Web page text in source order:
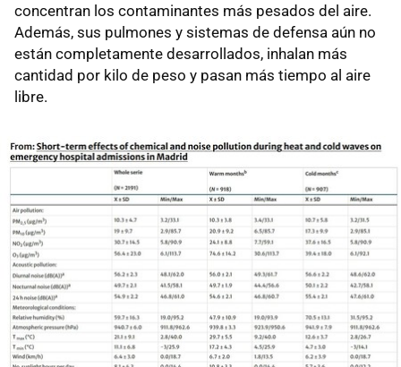
concentran los contaminantes más pesados del aire.
Además, sus pulmones y sistemas de defensa aún no
están completamente desarrollados, inhalan más
cantidad por kilo de peso y pasan más tiempo al aire
libre.